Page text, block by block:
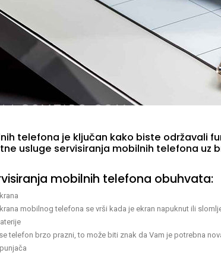
telefona je ključan kako biste održavali
usluge servisiranja mobilnih telefona uz
mobilnih telefona obuhvata:
mobilnog telefona se vrši kada je ekran napuknut ili
telefon brzo prazni, to može biti znak da Vam je potrebna